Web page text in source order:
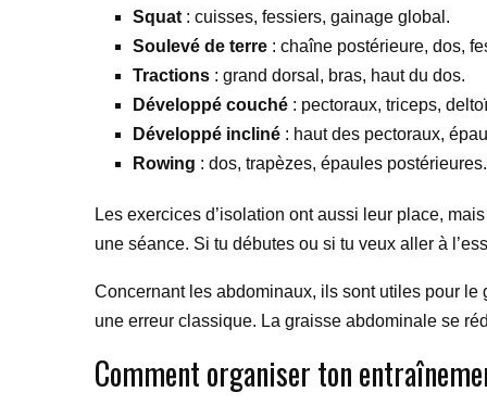
Squat : cuisses, fessiers, gainage global.
Soulevé de terre : chaîne postérieure, dos,
Tractions : grand dorsal, bras, haut du dos.
Développé couché : pectoraux, triceps,
Développé incliné : haut des pectoraux,
Rowing : dos, trapèzes, épaules postérieures.
Les exercices d’isolation ont aussi leur place,
une séance. Si tu débutes ou si tu veux aller à
Concernant les abdominaux, ils sont utiles pour le
une erreur classique. La graisse abdominale se
Comment organiser ton